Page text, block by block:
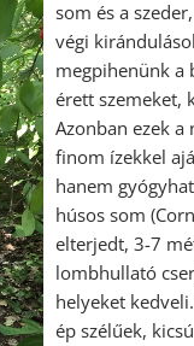
som és a
végi
megpihenünk a
érett szemeket,
Azonban ezek a
finom ízekkel
hanem
húsos som
elterjedt, 3-7
lombhullató
helyeket
ép szélűek,